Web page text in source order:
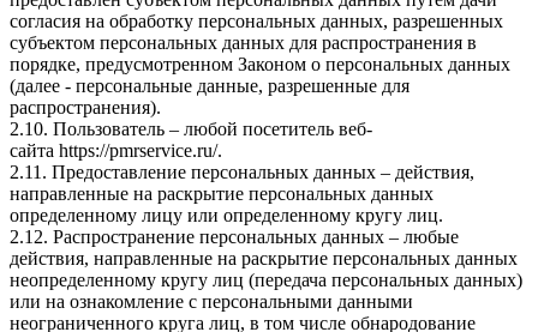
согласия на обработку персональных данных, разрешенных
субъектом персональных данных для распространения в
порядке, предусмотренном Законом о персональных данных
(далее - персональные данные, разрешенные для
распространения).
2.10. Пользователь – любой посетитель веб-
сайта https://pmrservice.ru/.
2.11. Предоставление персональных данных – действия,
направленные на раскрытие персональных данных
определенному лицу или определенному кругу лиц.
2.12. Распространение персональных данных – любые
действия, направленные на раскрытие персональных данных
неопределенному кругу лиц (передача персональных данных)
или на ознакомление с персональными данными
неограниченного круга лиц, в том числе обнародование